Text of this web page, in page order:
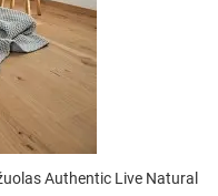
Authentic Live Natural